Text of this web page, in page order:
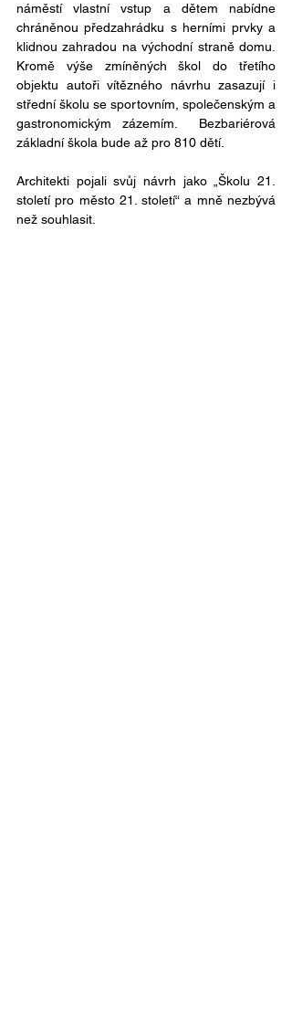
náměstí vlastní vstup a dětem nabídne
chráněnou předzahrádku s herními prvky a
klidnou zahradou na východní straně domu.
Kromě výše zmíněných škol do třetího
objektu autoři vítězného návrhu zasazují i
střední školu se sportovním, společenským a
gastronomickým zázemím.  Bezbariérová
základní škola bude až pro 810 dětí.
Architekti pojali svůj návrh jako „Školu 21.
století pro město 21. století“ a mně nezbývá
než souhlasit.